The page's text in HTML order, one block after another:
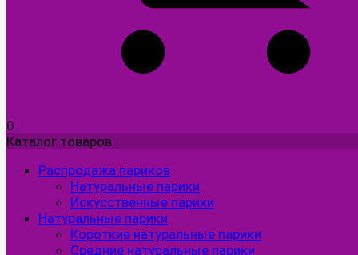
0
Каталог товаров
Распродажа париков
Натуральные парики
Искусственные парики
Натуральные парики
Короткие натуральные парики
Средние натуральные парики